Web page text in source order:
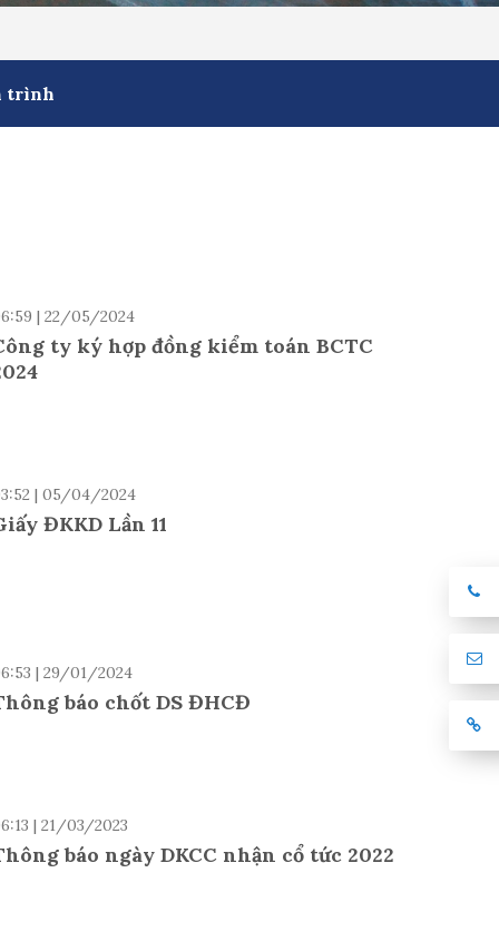
trình
| 22/05/2024
ty ký hợp đồng kiểm toán BCTC
| 05/04/2024
ĐKKD Lần 11
| 29/01/2024
báo chốt DS ĐHCĐ
| 21/03/2023
báo ngày DKCC nhận cổ tức 2022